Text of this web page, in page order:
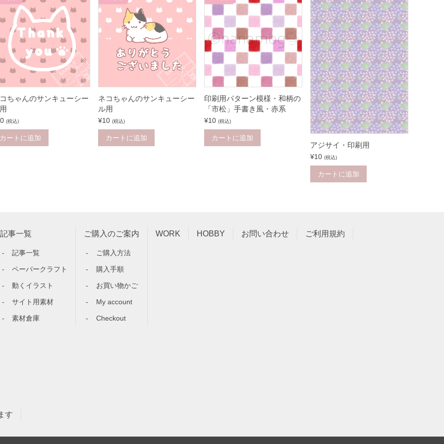
ちゃんのサンキューシー
(税込)
カートに追加
ネコちゃんのサンキューシー
ル用
¥10 (税込)
カートに追加
印刷用パターン模様・和柄の
「市松」手書き風・赤系
¥10 (税込)
カートに追加
アジサイ・印刷用
¥10 (税込)
カートに追加
記事一覧
記事一覧
ペーパークラフト
動くイラスト
サイト用素材
素材倉庫
ご購入のご案内
ご購入方法
購入手順
お買い物かご
My account
Checkout
WORK HOBBY お問い合わせ ご利用規約
す